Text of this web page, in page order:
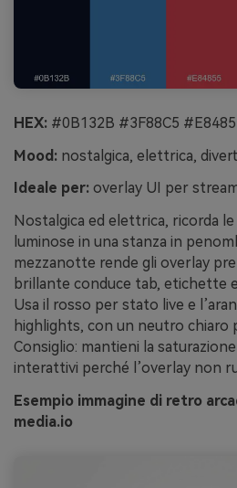
HEX: #0B132B #3F88C5
Mood: nostalgica, elettrica,
Ideale per: overlay UI per
Nostalgica ed elettrica, ricorda
luminose in una stanza in
mezzanotte rende gli overlay
brillante conduce tab, etichette
Usa il rosso per stato live e
highlights, con un neutro chiaro
Consiglio: mantieni la
interattivi perché l’overlay non
Esempio immagine di retro
media.io